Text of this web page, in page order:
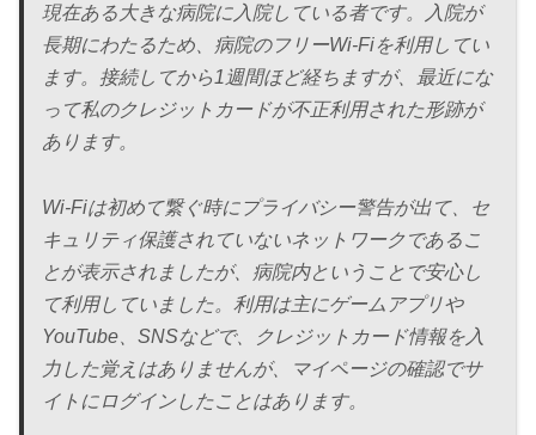
現在ある大きな病院に入院している者です。入院が
長期にわたるため、病院のフリーWi-Fiを利用してい
ます。接続してから1週間ほど経ちますが、最近にな
って私のクレジットカードが不正利用された形跡が
あります。
Wi-Fiは初めて繋ぐ時にプライバシー警告が出て、セ
キュリティ保護されていないネットワークであるこ
とが表示されましたが、病院内ということで安心し
て利用していました。利用は主にゲームアプリや
YouTube、SNSなどで、クレジットカード情報を入
力した覚えはありませんが、マイページの確認でサ
イトにログインしたことはあります。